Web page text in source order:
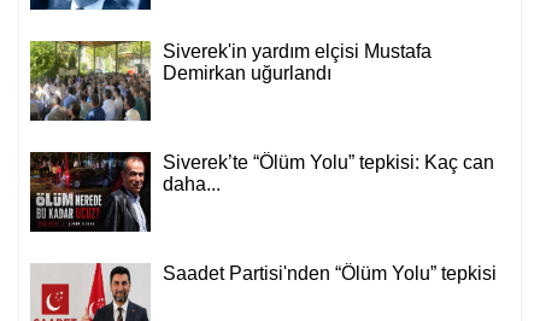
Siverek'in yardım elçisi Mustafa
Demirkan uğurlandı
Siverek’te “Ölüm Yolu” tepkisi: Kaç can
daha...
Saadet Partisi'nden “Ölüm Yolu” tepkisi